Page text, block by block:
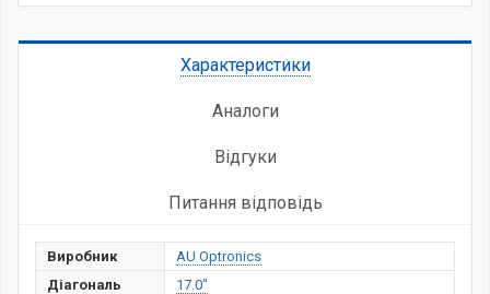
Характеристики
Аналоги
Відгуки
Питання відповідь
Виробник
AU Optronics
Діагональ
17.0"